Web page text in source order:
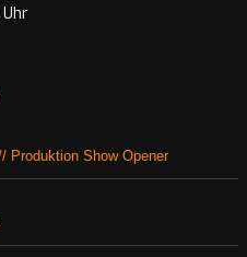
Produktion Show Opener